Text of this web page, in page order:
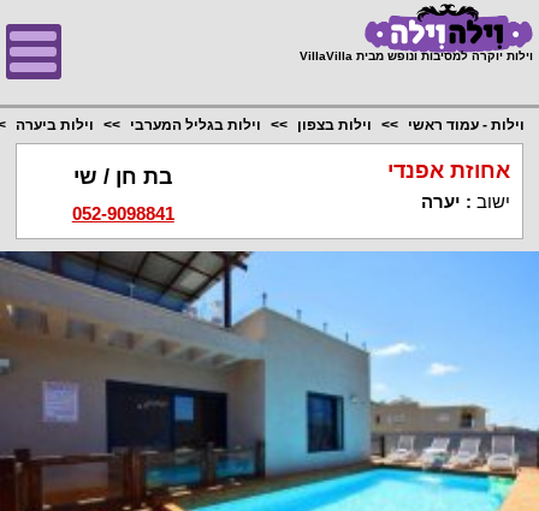
וילות יוקרה למסיבות ונופש מבית VillaVilla
וילות - עמוד ראשי וילות בצפון וילות בגליל המערבי וילות ביערה
אחוזת אפנדי
ישוב : יערה
בת חן / שי
052-9098841